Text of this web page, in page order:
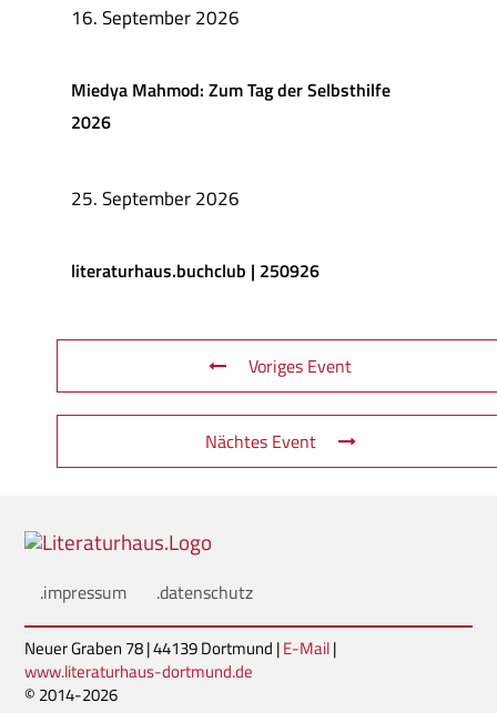
16. September 2026
Miedya Mahmod: Zum Tag der Selbsthilfe
2026
25. September 2026
literaturhaus.buchclub | 250926
Voriges Event
Nächtes Event
.impressum .datenschutz
Neuer Graben 78 | 44139 Dortmund |E-Mail|
www.literaturhaus-dortmund.de
© 2014-2026